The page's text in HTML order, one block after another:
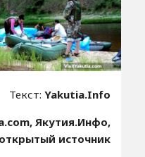
Текст:Yakutia.Info
Якутия.Инфо,
открытый источник